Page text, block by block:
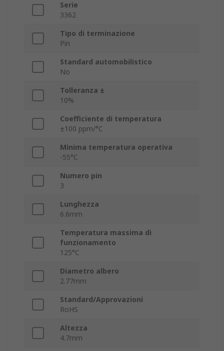
Serie
3362
Tipo di terminazione
Pin
Standard automobilistico
No
Tolleranza ±
10%
Coefficiente di temperatura
±100 ppm/°C
Minima temperatura operativa
-55°C
Numero pin
3
Lunghezza
6.6mm
Temperatura massima di
funzionamento
125°C
Diametro albero
2.77mm
Standard/Approvazioni
RoHS
Altezza
4.7mm